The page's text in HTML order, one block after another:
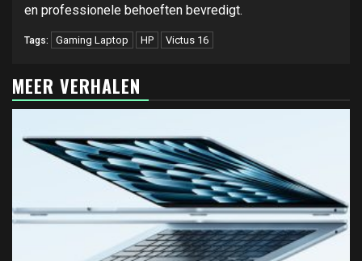
en professionele behoeften bevredigt.
Tags: Gaming Laptop HP Victus 16
MEER VERHALEN